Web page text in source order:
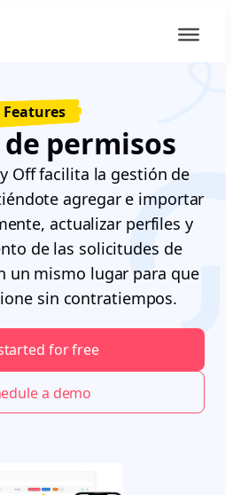
Features
permisos
Off facilita la gestión de
agregar e importar
actualizar perfiles y
de las solicitudes de
un mismo lugar para que
sin contratiempos.
for free
a demo